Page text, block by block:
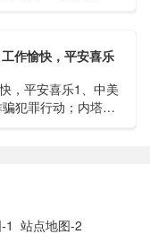
作愉快，平安喜乐
，平安喜乐1、中美
犯罪行动；内塔尼
1 站点地图-2